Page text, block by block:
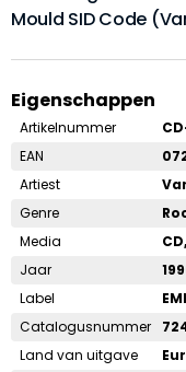
Mould SID Code
Eigenschappen
Artikelnummer
EAN
Artiest
Genre
Media
Jaar
Label
Catalogusnummer
Land van uitgave